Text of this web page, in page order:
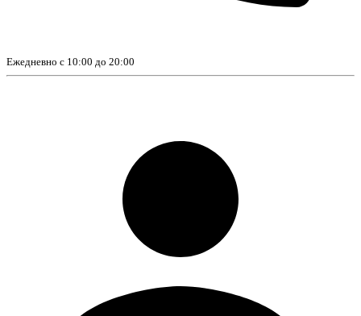
Ежедневно с 10:00 до 20:00